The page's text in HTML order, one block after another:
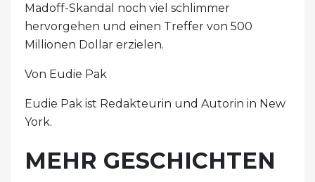
Madoff-Skandal noch viel schlimmer
hervorgehen und einen Treffer von 500
Millionen Dollar erzielen.
Von Eudie Pak
Eudie Pak ist Redakteurin und Autorin in New
York.
MEHR GESCHICHTEN